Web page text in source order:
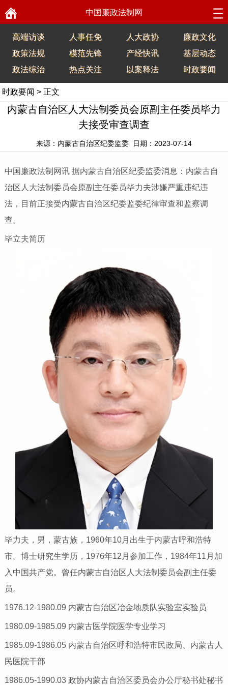
中国廉政法制网
高端访谈 人事任免 人大政协
廉政文化
政策法规
模范先锋 产经快讯
基层动态
政法综治
热点关注 以案释法 时政要闻
时政要闻 > 正文
内蒙古自治区人大法制委员会原副主任委员毕力
夫接受审查调查
来源：内蒙古自治区纪委监委 日期：2023-07-14
中国廉政法制网讯 据内蒙古自治区纪委监委消息：内蒙古自
治区人大法制委员会原副主任委员毕力夫涉嫌严重违纪违
法，目前正接受内蒙古自治区纪委监委纪律审查和监察调
查。
毕立夫简历
毕力夫，男，蒙古族，1960年10月出生于内蒙古呼和浩特
市。博士研究生学历，1976年12月参加工作，1984年11月加
入中国共产党。曾任内蒙古自治区人大法制委员会副主任委
员。
1976.12-1980.09 内蒙古自治区冶金地质队实验室实验员
1980.09-1985.09 内蒙古医学院医学专业学习
1985.09-1986.05 内蒙古自治区呼和浩特市民政局、内蒙古人
民医院干部
1986.05-1990.03 政协内蒙古自治区委员会办公厅秘书处秘书